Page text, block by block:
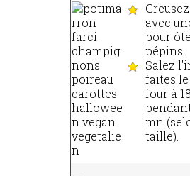
avec
pour
pépins.
Salez
faites
four à
mn
taille).